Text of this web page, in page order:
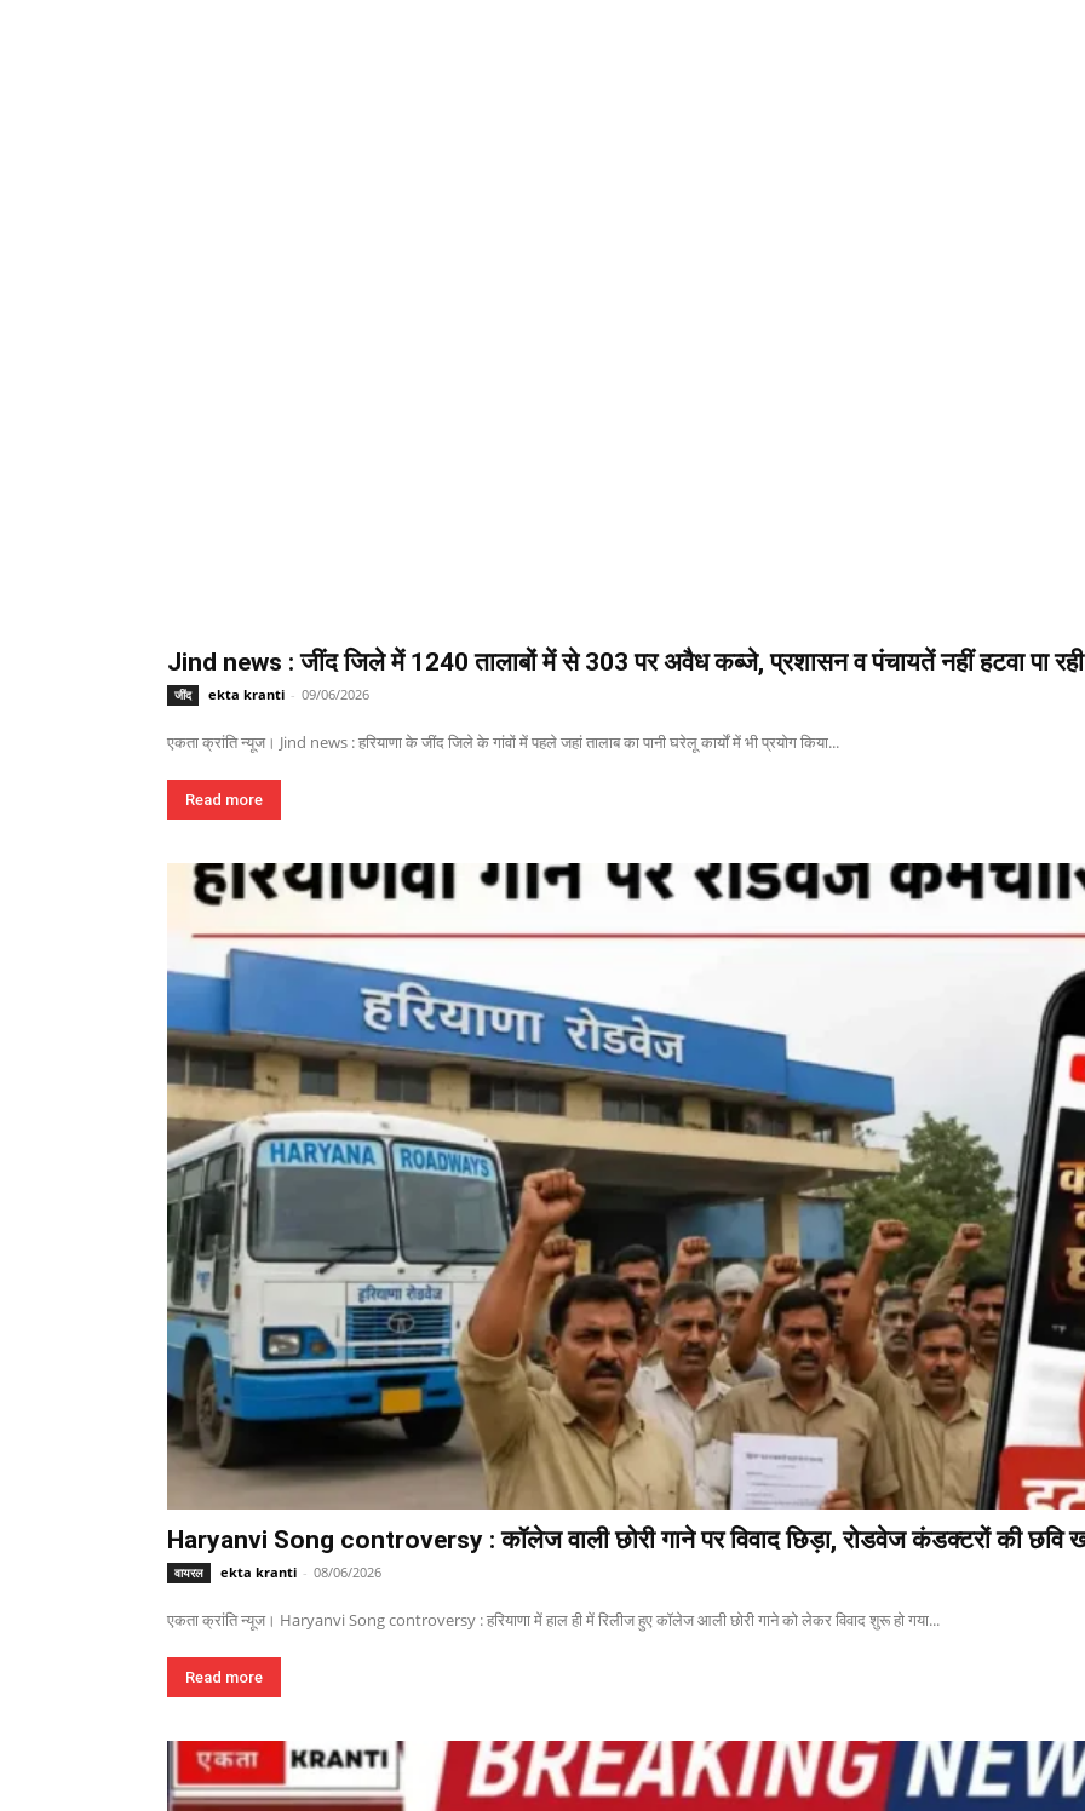
Jind news : जींद जिले में 1240 तालाबों में से 303 पर अवैध कब्जे, प्रशासन व पंचायतें नहीं हटवा पा रही
जींद ekta kranti - 09/06/2026
एकता क्रांति न्यूज। Jind news : हरियाणा के जींद जिले के गांवों में पहले जहां तालाब का पानी घरेलू कार्यों में भी प्रयोग किया...
Read more
Haryanvi Song controversy : कॉलेज वाली छोरी गाने पर विवाद छिड़ा, रोडवेज कंडक्टरों की छवि
वायरल ekta kranti - 08/06/2026
एकता क्रांति न्यूज। Haryanvi Song controversy : हरियाणा में हाल ही में रिलीज हुए कॉलेज आली छोरी गाने को लेकर विवाद शुरू हो गया...
Read more